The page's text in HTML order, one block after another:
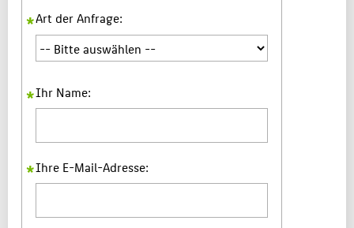
Art der Anfrage:
Ihr Name:
Ihre E-Mail-Adresse: